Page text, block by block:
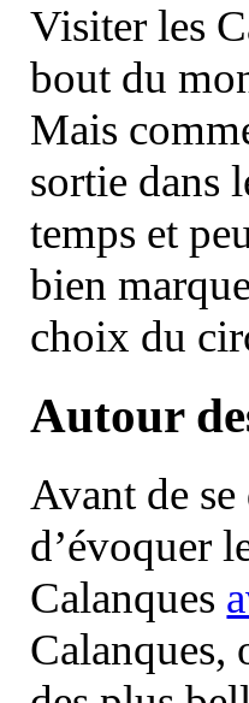
Visiter les
bout du
Mais
sortie dans
temps et
bien
choix du
Autour
Avant de
d’évoquer
Calanques
Calanques,